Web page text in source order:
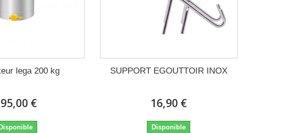
lega 200 kg
€
Disponible
SUPPORT EGOUTTOIR INOX
16,90 €
Disponible